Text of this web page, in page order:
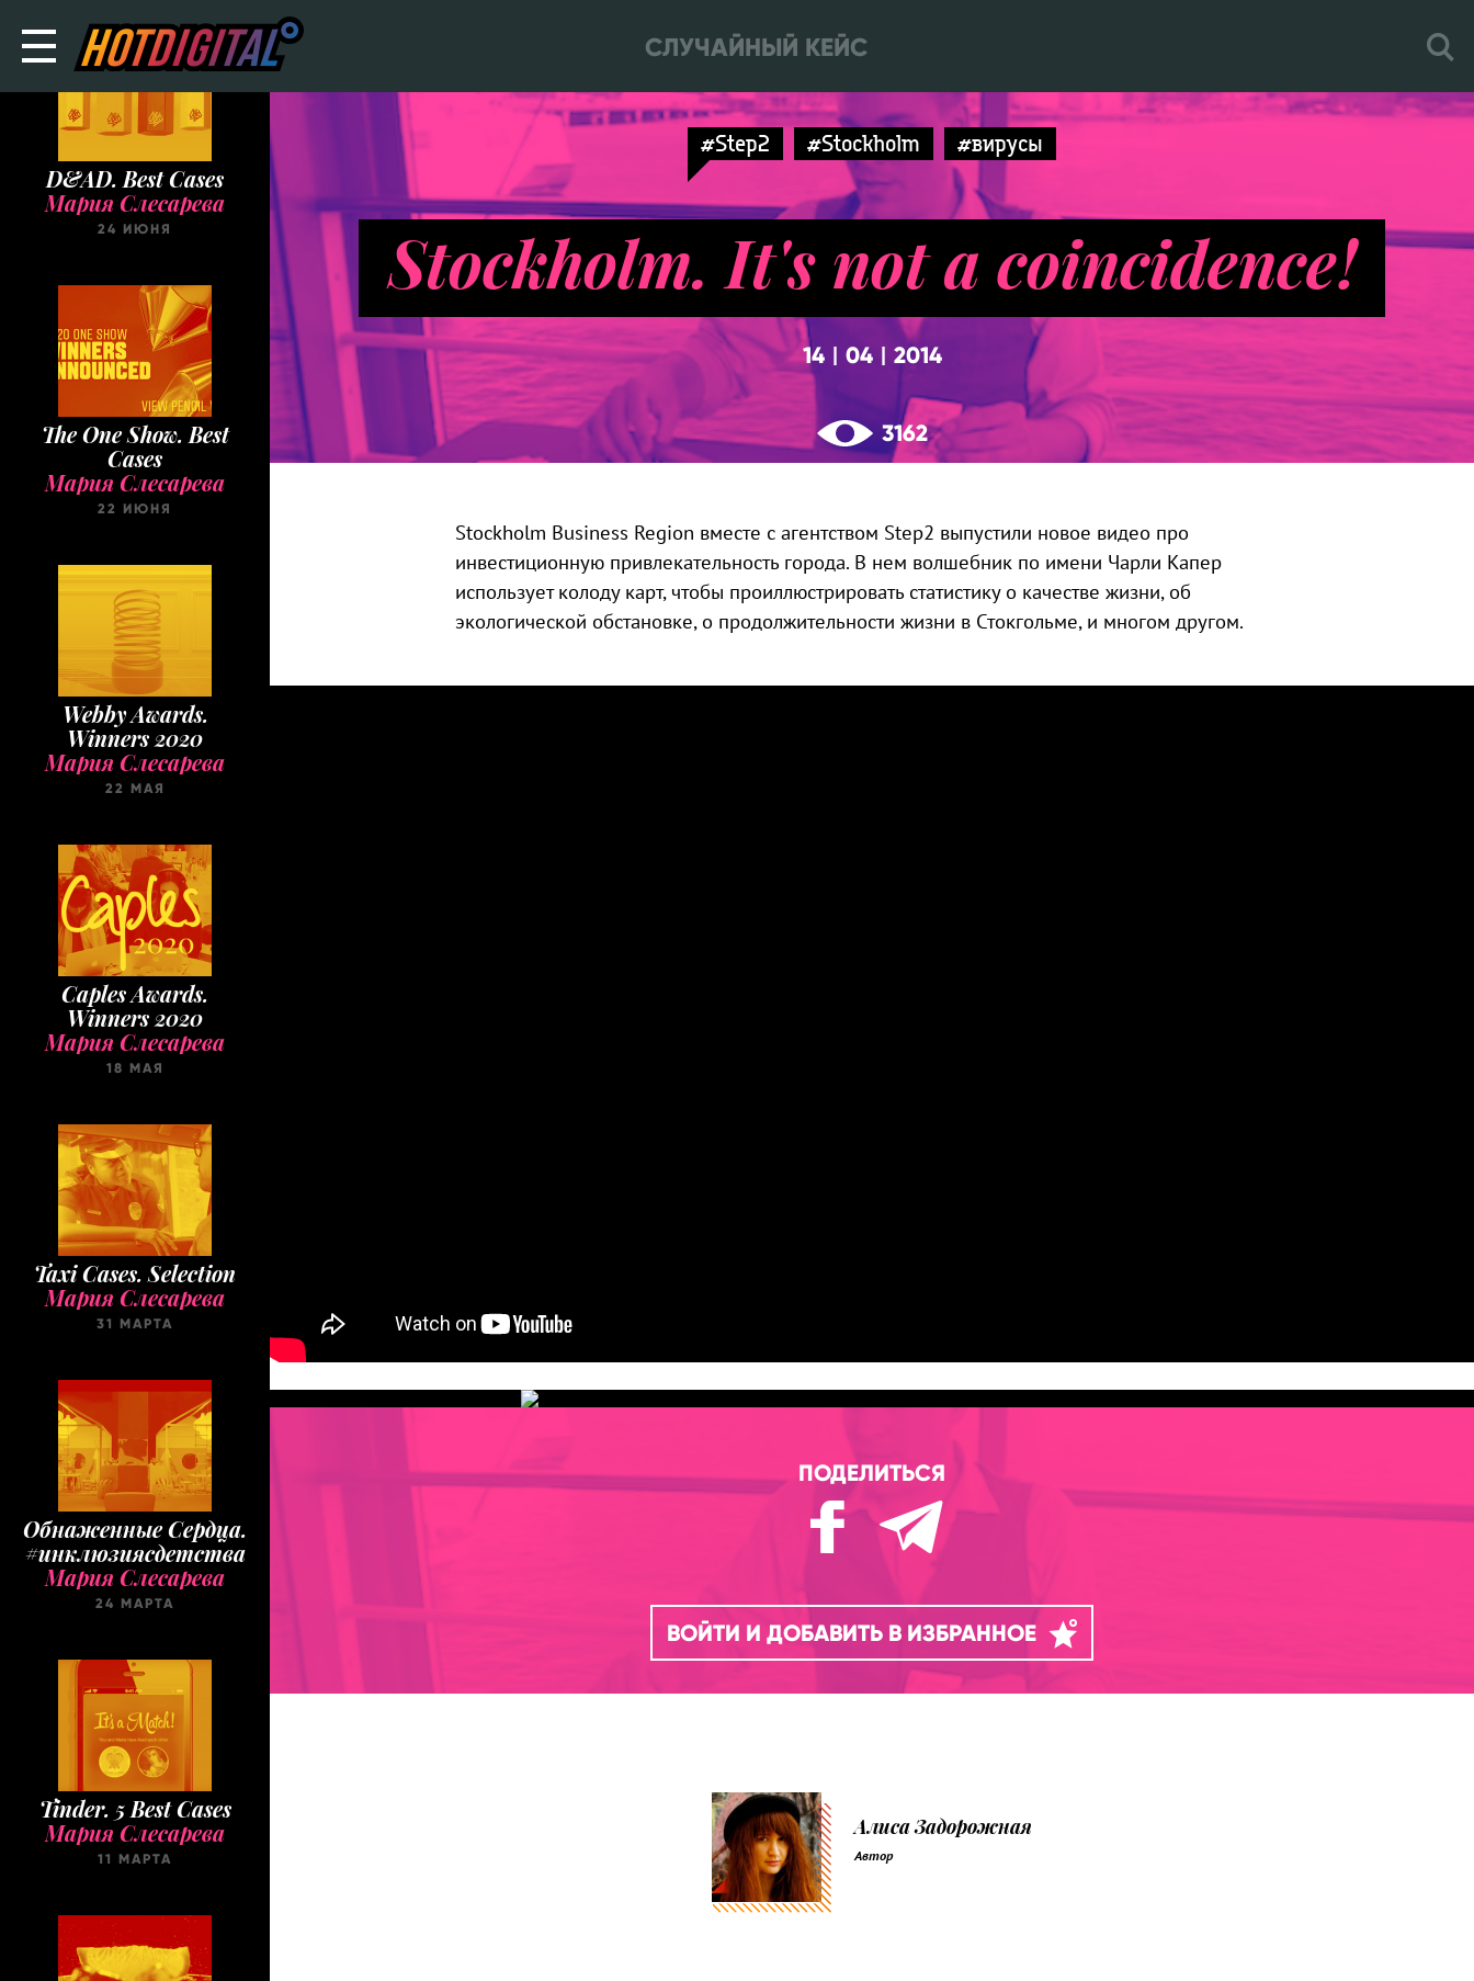
СЛУЧАЙНЫЙ КЕЙС
D&AD. Best Cases
Мария Слесарева
24 ИЮНЯ
The One Show. Best
Cases
Мария Слесарева
22 ИЮНЯ
Webby Awards.
Winners 2020
Мария Слесарева
22 МАЯ
Caples Awards.
Winners 2020
Мария Слесарева
18 МАЯ
Taxi Cases. Selection
Мария Слесарева
31 МАРТА
Обнаженные Cердца.
#инклюзиясдетства
Мария Слесарева
24 МАРТА
Tinder. 5 Best Cases
Мария Слесарева
11 МАРТА
#Step2 #Stockholm #вирусы
Stockholm. It's not a coincidence!
14 04 2014
3162
Stockholm Business Region вместе с агентством Step2 выпустили новое видео про
инвестиционную привлекательность города. В нем волшебник по имени Чарли Капер
использует колоду карт, чтобы проиллюстрировать статистику о качестве жизни, об
экологической обстановке, о продолжительности жизни в Стокгольме, и многом другом.
ПОДЕЛИТЬСЯ
ВОЙТИ И ДОБАВИТЬ В ИЗБРАННОЕ
Алиса Задорожная
Автор